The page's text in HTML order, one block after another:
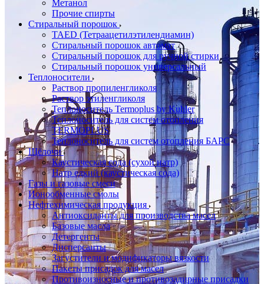
Метанол
Прочие спирты
Стиральный порошок
TAED (Тетраацетилэтилендиамин)
Стиральный порошок автомат
Стиральный порошок для ручной стирки
Стиральный порошок универсальный
Теплоносители
Раствор пропиленгликоля
Раствор этиленгликоля
Теплоноситель Termoplus by Kuhler
Теплоноситель для систем отопления
TERMOPLUS
Теплоноситель для систем отопления БАРС
Щёлочи
Каустическая сода (сухой натр)
Натр едкий (каустическая сода)
Газы и газовые смеси
Ионообменные смолы
Нефтехимическая продукция
Антиоксиданты для производства масел
Базовые масла
Детергенты
Дисперсанты
Загустители и модификаторы вязкости
Пакеты присадок для масел
Противоизносные и противозадирные присадки